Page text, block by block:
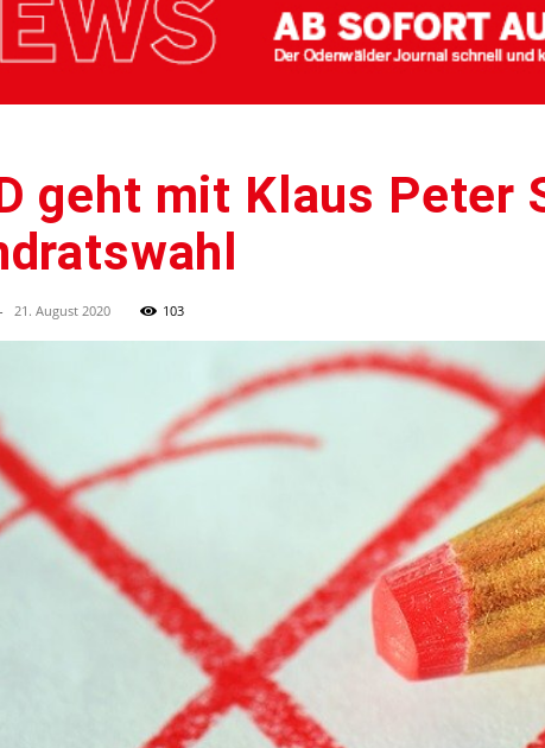
geht mit Klaus Peter
- 21. August 2020 103